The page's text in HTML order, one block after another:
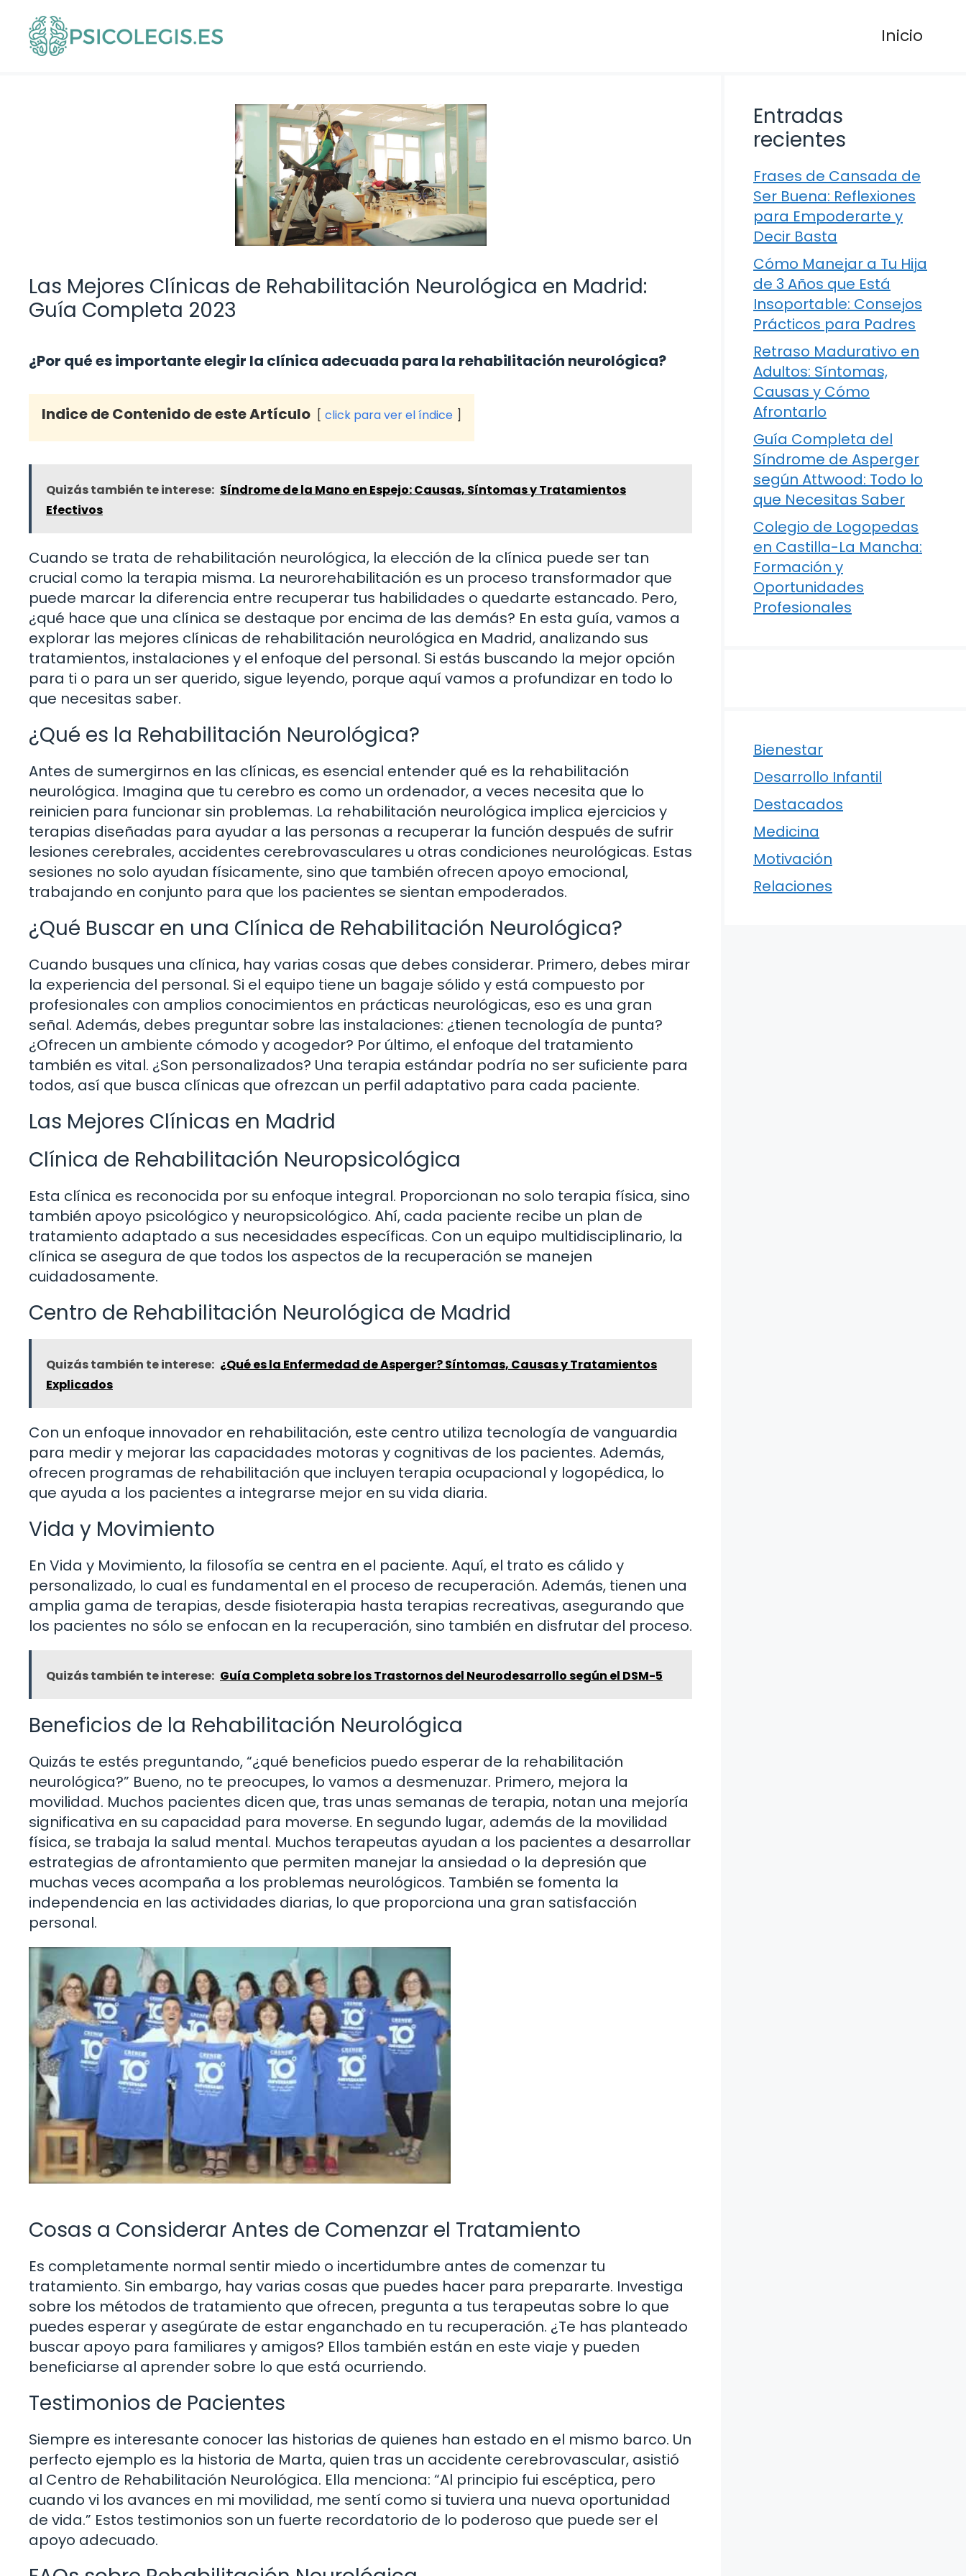
contenido
Inicio
Las Mejores Clínicas de Rehabilitación Neurológica en Madrid:
Guía Completa 2023
¿Por qué es importante elegir la clínica adecuada para la rehabilitación neurológica?
Indice de Contenido de este Artículo click para ver el índice
Quizás también te interese: Síndrome de la Mano en Espejo: Causas, Síntomas y Tratamientos
Efectivos
Cuando se trata de rehabilitación neurológica, la elección de la clínica puede ser tan
crucial como la terapia misma. La neurorehabilitación es un proceso transformador que
puede marcar la diferencia entre recuperar tus habilidades o quedarte estancado. Pero,
¿qué hace que una clínica se destaque por encima de las demás? En esta guía, vamos a
explorar las mejores clínicas de rehabilitación neurológica en Madrid, analizando sus
tratamientos, instalaciones y el enfoque del personal. Si estás buscando la mejor opción
para ti o para un ser querido, sigue leyendo, porque aquí vamos a profundizar en todo lo
que necesitas saber.
¿Qué es la Rehabilitación Neurológica?
Antes de sumergirnos en las clínicas, es esencial entender qué es la rehabilitación
neurológica. Imagina que tu cerebro es como un ordenador, a veces necesita que lo
reinicien para funcionar sin problemas. La rehabilitación neurológica implica ejercicios y
terapias diseñadas para ayudar a las personas a recuperar la función después de sufrir
lesiones cerebrales, accidentes cerebrovasculares u otras condiciones neurológicas. Estas
sesiones no solo ayudan físicamente, sino que también ofrecen apoyo emocional,
trabajando en conjunto para que los pacientes se sientan empoderados.
¿Qué Buscar en una Clínica de Rehabilitación Neurológica?
Cuando busques una clínica, hay varias cosas que debes considerar. Primero, debes mirar
la experiencia del personal. Si el equipo tiene un bagaje sólido y está compuesto por
profesionales con amplios conocimientos en prácticas neurológicas, eso es una gran
señal. Además, debes preguntar sobre las instalaciones: ¿tienen tecnología de punta?
¿Ofrecen un ambiente cómodo y acogedor? Por último, el enfoque del tratamiento
también es vital. ¿Son personalizados? Una terapia estándar podría no ser suficiente para
todos, así que busca clínicas que ofrezcan un perfil adaptativo para cada paciente.
Las Mejores Clínicas en Madrid
Clínica de Rehabilitación Neuropsicológica
Esta clínica es reconocida por su enfoque integral. Proporcionan no solo terapia física, sino
también apoyo psicológico y neuropsicológico. Ahí, cada paciente recibe un plan de
tratamiento adaptado a sus necesidades específicas. Con un equipo multidisciplinario, la
clínica se asegura de que todos los aspectos de la recuperación se manejen
cuidadosamente.
Centro de Rehabilitación Neurológica de Madrid
Quizás también te interese: ¿Qué es la Enfermedad de Asperger? Síntomas, Causas y Tratamientos
Explicados
Con un enfoque innovador en rehabilitación, este centro utiliza tecnología de vanguardia
para medir y mejorar las capacidades motoras y cognitivas de los pacientes. Además,
ofrecen programas de rehabilitación que incluyen terapia ocupacional y logopédica, lo
que ayuda a los pacientes a integrarse mejor en su vida diaria.
Vida y Movimiento
En Vida y Movimiento, la filosofía se centra en el paciente. Aquí, el trato es cálido y
personalizado, lo cual es fundamental en el proceso de recuperación. Además, tienen una
amplia gama de terapias, desde fisioterapia hasta terapias recreativas, asegurando que
los pacientes no sólo se enfocan en la recuperación, sino también en disfrutar del proceso.
Quizás también te interese: Guía Completa sobre los Trastornos del Neurodesarrollo según el DSM-5
Beneficios de la Rehabilitación Neurológica
Quizás te estés preguntando, “¿qué beneficios puedo esperar de la rehabilitación
neurológica?” Bueno, no te preocupes, lo vamos a desmenuzar. Primero, mejora la
movilidad. Muchos pacientes dicen que, tras unas semanas de terapia, notan una mejoría
significativa en su capacidad para moverse. En segundo lugar, además de la movilidad
física, se trabaja la salud mental. Muchos terapeutas ayudan a los pacientes a desarrollar
estrategias de afrontamiento que permiten manejar la ansiedad o la depresión que
muchas veces acompaña a los problemas neurológicos. También se fomenta la
independencia en las actividades diarias, lo que proporciona una gran satisfacción
personal.
Cosas a Considerar Antes de Comenzar el Tratamiento
Es completamente normal sentir miedo o incertidumbre antes de comenzar tu
tratamiento. Sin embargo, hay varias cosas que puedes hacer para prepararte. Investiga
sobre los métodos de tratamiento que ofrecen, pregunta a tus terapeutas sobre lo que
puedes esperar y asegúrate de estar enganchado en tu recuperación. ¿Te has planteado
buscar apoyo para familiares y amigos? Ellos también están en este viaje y pueden
beneficiarse al aprender sobre lo que está ocurriendo.
Testimonios de Pacientes
Siempre es interesante conocer las historias de quienes han estado en el mismo barco. Un
perfecto ejemplo es la historia de Marta, quien tras un accidente cerebrovascular, asistió
al Centro de Rehabilitación Neurológica. Ella menciona: “Al principio fui escéptica, pero
cuando vi los avances en mi movilidad, me sentí como si tuviera una nueva oportunidad
de vida.” Estos testimonios son un fuerte recordatorio de lo poderoso que puede ser el
apoyo adecuado.
Entradas
recientes
Frases de Cansada de
Ser Buena: Reflexiones
para Empoderarte y
Decir Basta
Cómo Manejar a Tu Hija
de 3 Años que Está
Insoportable: Consejos
Prácticos para Padres
Retraso Madurativo en
Adultos: Síntomas,
Causas y Cómo
Afrontarlo
Guía Completa del
Síndrome de Asperger
según Attwood: Todo lo
que Necesitas Saber
Colegio de Logopedas
en Castilla-La Mancha:
Formación y
Oportunidades
Profesionales
Bienestar
Desarrollo Infantil
Destacados
Medicina
Motivación
Relaciones